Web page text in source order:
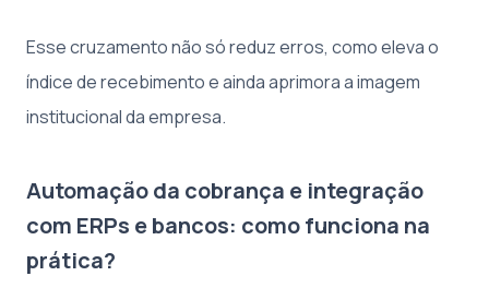
Esse cruzamento não só reduz erros, como eleva o
índice de recebimento e ainda aprimora a imagem
institucional da empresa.
Automação da cobrança e integração
com ERPs e bancos: como funciona na
prática?